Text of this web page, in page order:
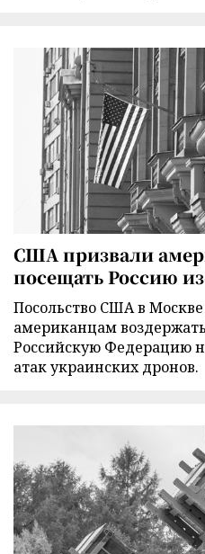
США призвали
посещать Россию
Посольство США в
американцам
Российскую Федерацию
атак украинских дронов.